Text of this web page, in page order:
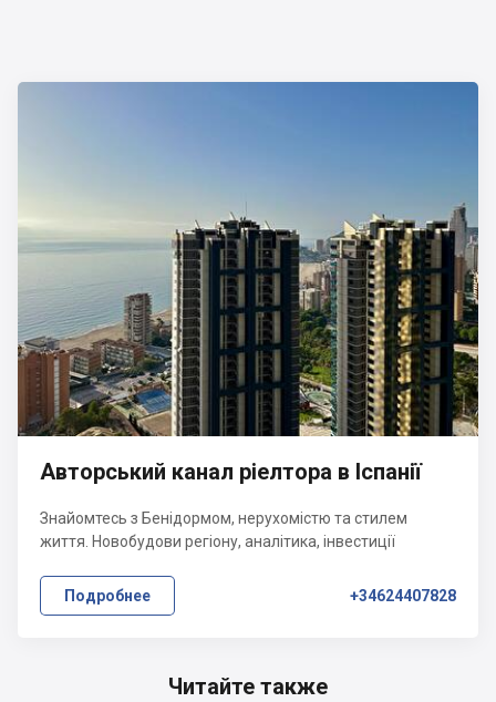
Читайте также
Авторський канал ріелтора в Іспанії
Знайомтесь з Бенідормом, нерухомістю та стилем
життя. Новобудови регіону, аналітика, інвестиції
Подробнее +34624407828